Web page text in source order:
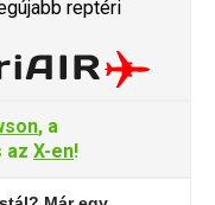
reptéri
, a
az X-en!